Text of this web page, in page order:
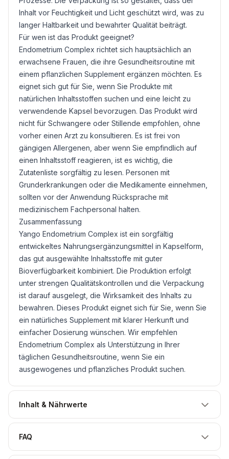
Inhalt vor Feuchtigkeit und Licht geschützt wird, was zu
langer Haltbarkeit und bewahrter Qualität beiträgt.
Für wen ist das Produkt geeignet?
Endometrium Complex richtet sich hauptsächlich an
erwachsene Frauen, die ihre Gesundheitsroutine mit
einem pflanzlichen Supplement ergänzen möchten. Es
eignet sich gut für Sie, wenn Sie Produkte mit
natürlichen Inhaltsstoffen suchen und eine leicht zu
verwendende Kapsel bevorzugen. Das Produkt wird
nicht für Schwangere oder Stillende empfohlen, ohne
vorher einen Arzt zu konsultieren. Es ist frei von
gängigen Allergenen, aber wenn Sie empfindlich auf
einen Inhaltsstoff reagieren, ist es wichtig, die
Zutatenliste sorgfältig zu lesen. Personen mit
Grunderkrankungen oder die Medikamente einnehmen,
sollten vor der Anwendung Rücksprache mit
medizinischem Fachpersonal halten.
Zusammenfassung
Yango Endometrium Complex ist ein sorgfältig
entwickeltes Nahrungsergänzungsmittel in Kapselform,
das gut ausgewählte Inhaltsstoffe mit guter
Bioverfügbarkeit kombiniert. Die Produktion erfolgt
unter strengen Qualitätskontrollen und die Verpackung
ist darauf ausgelegt, die Wirksamkeit des Inhalts zu
bewahren. Dieses Produkt eignet sich für Sie, wenn Sie
ein natürliches Supplement mit klarer Herkunft und
einfacher Dosierung wünschen. Wir empfehlen
Endometrium Complex als Unterstützung in Ihrer
täglichen Gesundheitsroutine, wenn Sie ein
ausgewogenes und pflanzliches Produkt suchen.
Inhalt & Nährwerte
FAQ